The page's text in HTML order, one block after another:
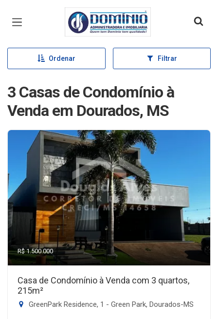
Página inicial
Ordenar Filtrar
3 Casas de Condomínio à
Venda em Dourados, MS
R$ 1.500.000
Casa de Condomínio à Venda com 3 quartos,
215m²
GreenPark Residence, 1 - Green Park, Dourados-MS